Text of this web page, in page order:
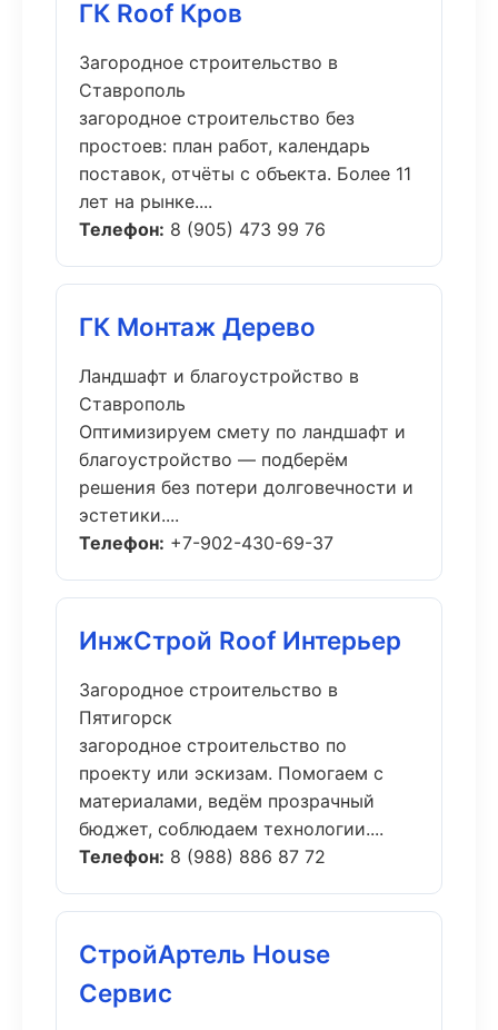
ГК Roof Кров
Загородное строительство в
Ставрополь
загородное строительство без
простоев: план работ, календарь
поставок, отчёты с объекта. Более 11
лет на рынке....
Телефон: 8 (905) 473 99 76
ГК Монтаж Дерево
Ландшафт и благоустройство в
Ставрополь
Оптимизируем смету по ландшафт и
благоустройство — подберём
решения без потери долговечности и
эстетики....
Телефон: +7-902-430-69-37
ИнжСтрой Roof Интерьер
Загородное строительство в
Пятигорск
загородное строительство по
проекту или эскизам. Помогаем с
материалами, ведём прозрачный
бюджет, соблюдаем технологии....
Телефон: 8 (988) 886 87 72
СтройАртель House
Сервис